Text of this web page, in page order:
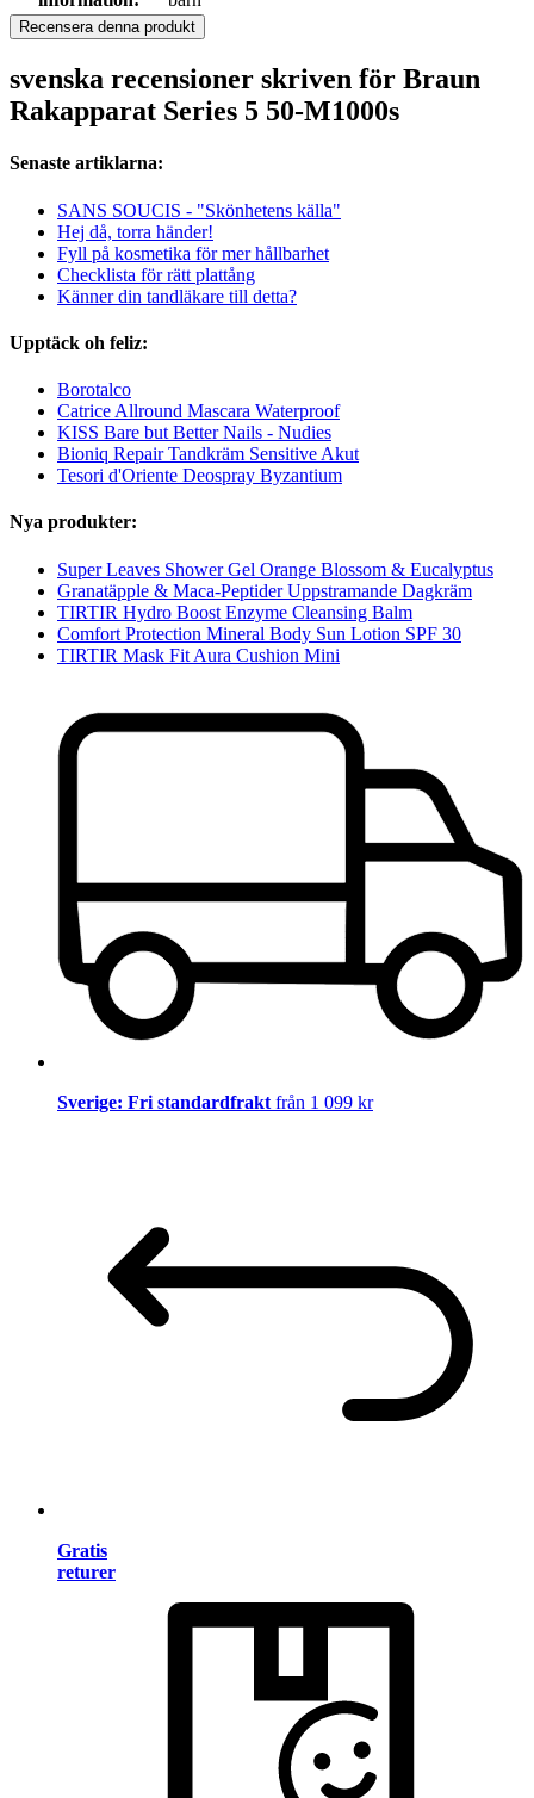
Recensera denna produkt
svenska recensioner skriven för Braun
Rakapparat Series 5 50-M1000s
Senaste artiklarna:
SANS SOUCIS - "Skönhetens källa"
Hej då, torra händer!
Fyll på kosmetika för mer hållbarhet
Checklista för rätt plattång
Känner din tandläkare till detta?
Upptäck oh feliz:
Borotalco
Catrice Allround Mascara Waterproof
KISS Bare but Better Nails - Nudies
Bioniq Repair Tandkräm Sensitive Akut
Tesori d'Oriente Deospray Byzantium
Nya produkter:
Super Leaves Shower Gel Orange Blossom & Eucalyptus
Granatäpple & Maca-Peptider Uppstramande Dagkräm
TIRTIR Hydro Boost Enzyme Cleansing Balm
Comfort Protection Mineral Body Sun Lotion SPF 30
TIRTIR Mask Fit Aura Cushion Mini
Sverige: Fri standardfrakt från 1 099 kr
Gratis
returer